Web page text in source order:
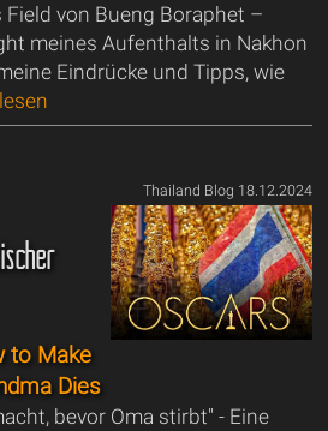
von Bueng Boraphet –
meines Aufenthalts in Nakhon
Eindrücke und Tipps, wie
Thailand Blog 18.12.2024
to Make
Dies
bevor Oma stirbt" - Eine